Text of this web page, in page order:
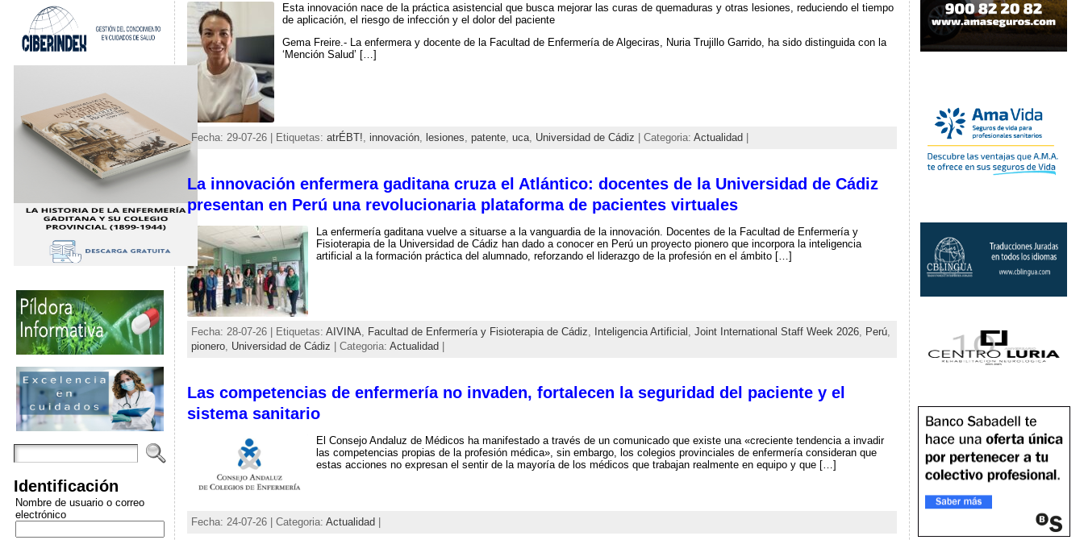
Identificación
Nombre de usuario o correo
electrónico
Esta innovación nace de la práctica asistencial que busca mejorar las curas de quemaduras y otras lesiones, reduciendo el tiempo
de aplicación, el riesgo de infección y el dolor del paciente
Gema Freire.- La enfermera y docente de la Facultad de Enfermería de Algeciras, Nuria Trujillo Garrido, ha sido distinguida con la
‘Mención Salud’ […]
Fecha: 29-07-26 | Etiquetas: atrÉBT! innovación, lesiones patente, uca, Universidad de Cádiz | Categoria: Actualidad
La innovación enfermera gaditana cruza el Atlántico: docentes de la Universidad de Cádiz
presentan en Perú una revolucionaria plataforma de pacientes virtuales
La enfermería gaditana vuelve a situarse a la vanguardia de la innovación. Docentes de la Facultad de Enfermería y
Fisioterapia de la Universidad de Cádiz han dado a conocer en Perú un proyecto pionero que incorpora la inteligencia
artificial a la formación práctica del alumnado, reforzando el liderazgo de la profesión en el ámbito […]
Fecha: 28-07-26 | Etiquetas: AIVINA Facultad de Enfermería y Fisioterapia de Cádiz Inteligencia Artificial Joint International Staff Week 2026, Perú,
pionero, Universidad de Cádiz | Categoria: Actualidad
Las competencias de enfermería no invaden, fortalecen la seguridad del paciente y el
sistema sanitario
El Consejo Andaluz de Médicos ha manifestado a través de un comunicado que existe una «creciente tendencia a invadir
las competencias propias de la profesión médica», sin embargo, los colegios provinciales de enfermería consideran que
estas acciones no expresan el sentir de la mayoría de los médicos que trabajan realmente en equipo y que […]
Fecha: 24-07-26 | Categoria: Actualidad|